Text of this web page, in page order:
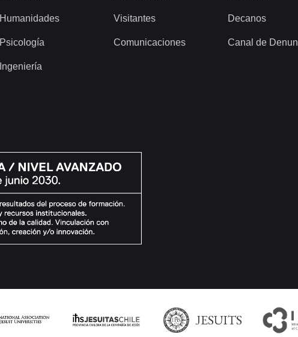
Humanidades
Psicología
Ingeniería
Visitantes
Comunicaciones
Decanos
Canal de